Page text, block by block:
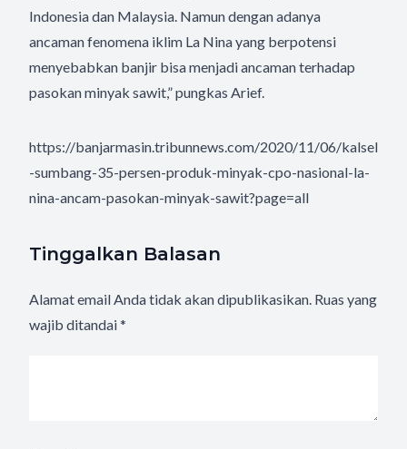
Indonesia dan Malaysia. Namun dengan adanya
ancaman fenomena iklim La Nina yang berpotensi
menyebabkan banjir bisa menjadi ancaman terhadap
pasokan minyak sawit,” pungkas Arief.
https://banjarmasin.tribunnews.com/2020/11/06/kalsel
-sumbang-35-persen-produk-minyak-cpo-nasional-la-
nina-ancam-pasokan-minyak-sawit?page=all
Tinggalkan Balasan
Alamat email Anda tidak akan dipublikasikan. Ruas yang
wajib ditandai*